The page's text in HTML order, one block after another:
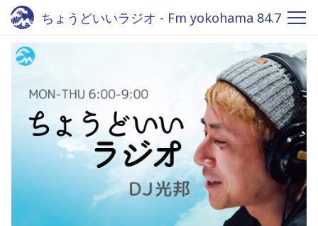
ちょうどいいラジオ - Fm yokohama 84.7